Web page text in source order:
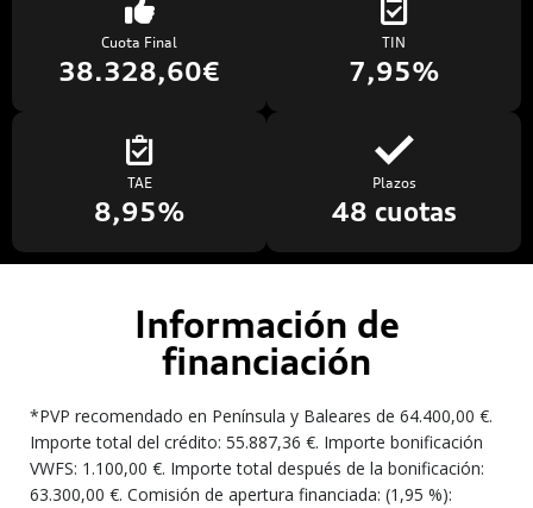
Cuota Final
38.328,60€
TIN
7,95%
TAE
8,95%
Plazos
48 cuotas
Información de
financiación
*PVP recomendado en Península y Baleares de 64.400,00 €.
Importe total del crédito: 55.887,36 €. Importe bonificación
VWFS: 1.100,00 €. Importe total después de la bonificación:
63.300,00 €. Comisión de apertura financiada: (1,95 %):